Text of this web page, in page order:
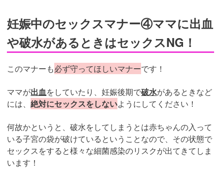
妊娠中のセックスマナー④ママに出血
や破水があるときはセックスNG！
このマナーも必ず守ってほしいマナーです！
ママが出血をしていたり、妊娠後期で破水があるときなど
には、 絶対にセックスをしないようにしてください！
何故かというと、破水をしてしまうとは赤ちゃんの入って
いる子宮の袋が破けているということなので、その状態で
セックスをすると様々な細菌感染のリスクが出てきてしま
います！